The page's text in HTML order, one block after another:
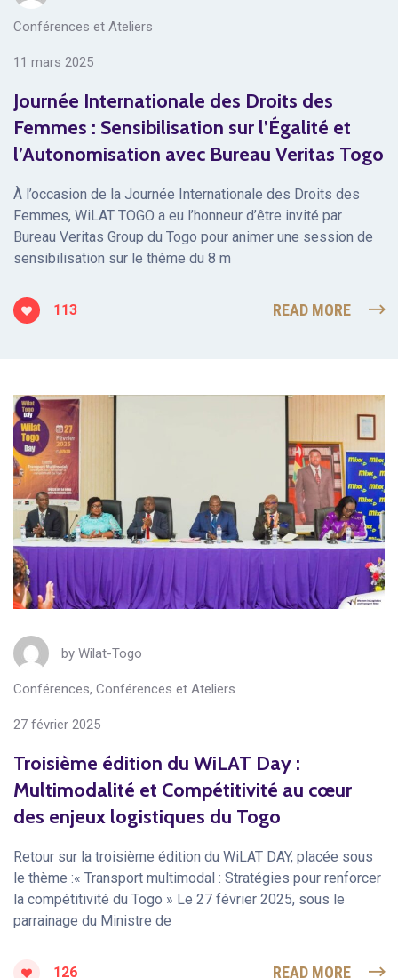
Conférences et Ateliers
11 mars 2025
Journée Internationale des Droits des
Femmes : Sensibilisation sur l’Égalité et
l’Autonomisation avec Bureau Veritas Togo
À l’occasion de la Journée Internationale des Droits des
Femmes, WiLAT TOGO a eu l’honneur d’être invité par
Bureau Veritas Group du Togo pour animer une session de
sensibilisation sur le thème du 8 m
113 READ MORE
by Wilat-Togo
Conférences, Conférences et Ateliers
27 février 2025
Troisième édition du WiLAT Day :
Multimodalité et Compétitivité au cœur
des enjeux logistiques du Togo
Retour sur la troisième édition du WiLAT DAY, placée sous
le thème :« Transport multimodal : Stratégies pour renforcer
la compétitivité du Togo » Le 27 février 2025, sous le
parrainage du Ministre de
126 READ MORE